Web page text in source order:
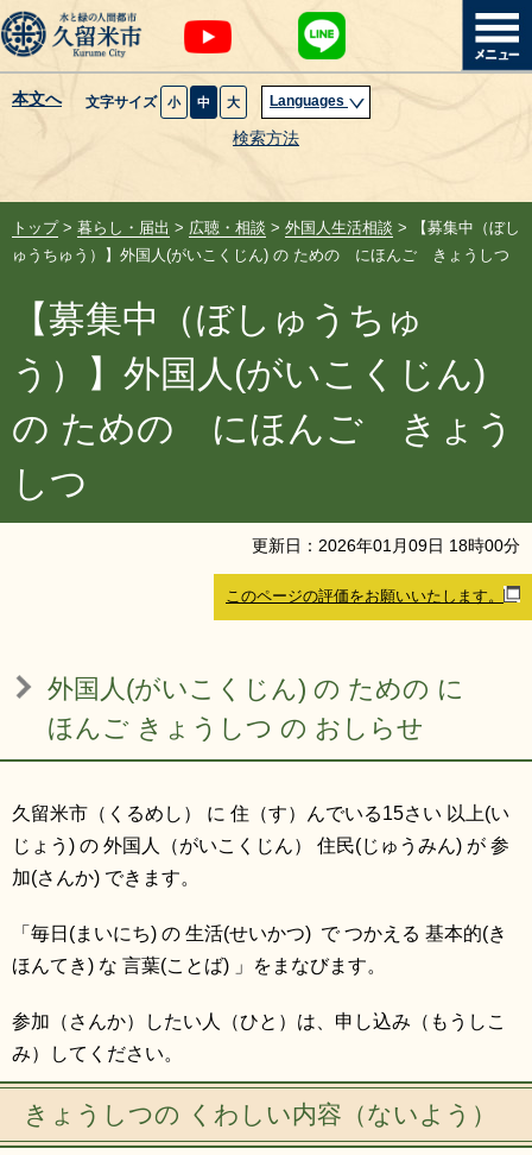
本文へ 文字サイズ 小 中 大 Languages
検索方法
暮らし・届出
健康・医療・福祉
観光魅力・イベント
創業・産業・ビジネス
計画・政策
サイトマップ
利用ガイド
プライバシーポリシー
閉じる
トップ> 暮らし・届出 > 広聴・相談 > 外国人生活相談 > 【募集中（ぼし
ゅうちゅう）】外国人(がいこくじん) の ための にほんご きょうしつ
【募集中（ぼしゅうちゅ
う）】外国人(がいこくじん)
の ための にほんご きょう
しつ
更新日： 2026年01 月09日 18時00分
このページの評価をお願いいたします。
外国人(がいこくじん) の ための に
ほんご きょうしつ の おしらせ
久留米市（くるめし） に 住（す）んでいる15さい 以上(い
じょう) の 外国人（がいこくじん） 住民(じゅうみん) が 参
加(さんか) できます。
「毎日(まいにち) の 生活(せいかつ) で つかえる 基本的(き
ほんてき) な 言葉(ことば) 」をまなびます。
参加（さんか）したい人（ひと）は、申し込み（もうしこ
み）してください。
きょうしつの くわしい内容（ないよう）